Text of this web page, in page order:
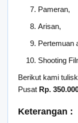
Pameran,
Arisan,
Pertemuan
Shooting
Berikut kami
Pusat Rp.
Keterangan :